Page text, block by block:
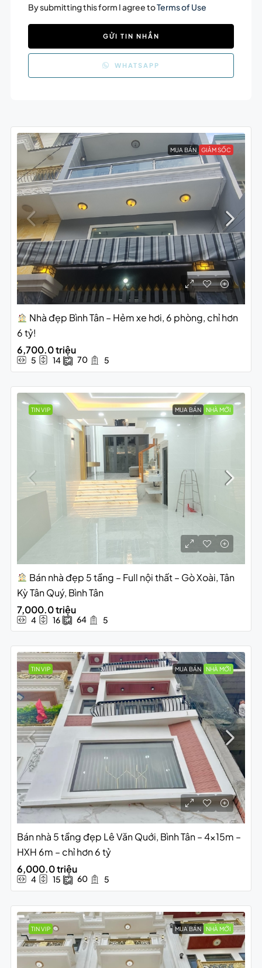
By submitting this form I agree toTerms of Use
GỬI TIN NHẮN
WHATSAPP
MUA BÁN GIẢM SỐC
Nhà đẹp Bình Tân – Hẻm xe hơi, 6 phòng, chỉ hơn
6 tỷ!
6,700.0 triệu
5 14 70 5
TIN VIP MUA BÁN NHÀ MỚI
Bán nhà đẹp 5 tầng – Full nội thất – Gò Xoài, Tân
Kỳ Tân Quý, Bình Tân
7,000.0 triệu
4 16 64 5
TIN VIP MUA BÁN NHÀ MỚI
Bán nhà 5 tầng đẹp Lê Văn Quới, Bình Tân – 4x15m –
HXH 6m – chỉ hơn 6 tỷ
6,000.0 triệu
4 15 60 5
TIN VIP MUA BÁN NHÀ MỚI